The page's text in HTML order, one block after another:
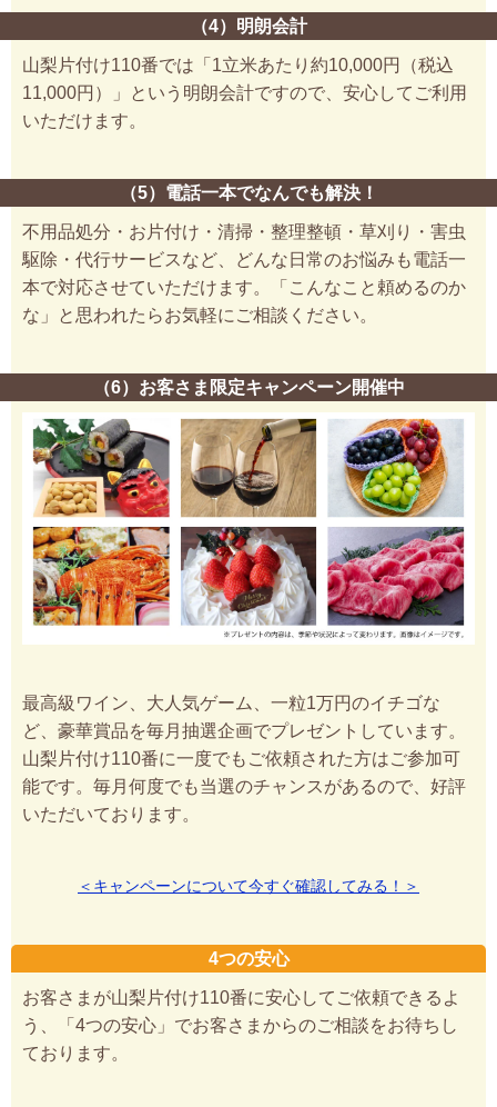
（4）明朗会計
山梨片付け110番では「1立米あたり約10,000円（税込
11,000円）」という明朗会計ですので、安心してご利用
いただけます。
（5）電話一本でなんでも解決！
不用品処分・お片付け・清掃・整理整頓・草刈り・害虫
駆除・代行サービスなど、どんな日常のお悩みも電話一
本で対応させていただけます。「こんなこと頼めるのか
な」と思われたらお気軽にご相談ください。
（6）お客さま限定キャンペーン開催中
最高級ワイン、大人気ゲーム、一粒1万円のイチゴな
ど、豪華賞品を毎月抽選企画でプレゼントしています。
山梨片付け110番に一度でもご依頼された方はご参加可
能です。毎月何度でも当選のチャンスがあるので、好評
いただいております。
＜キャンペーンについて今すぐ確認してみる！＞
4つの安心
お客さまが山梨片付け110番に安心してご依頼できるよ
う、「4つの安心」でお客さまからのご相談をお待ちし
ております。